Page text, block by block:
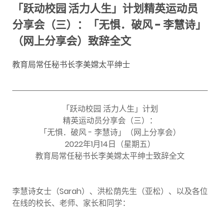
「跃动校园 活力人生」计划精英运动员
分享会（三）：「无惧．破风 - 李慧诗」
（网上分享会）致辞全文
教育局常任秘书长李美嫦太平绅士
「跃动校园 活力人生」计划
精英运动员分享会（三）：
「无惧．破风 - 李慧诗」（网上分享会）
2022年1月14日（星期五）
教育局常任秘书长李美嫦太平绅士致辞全文
李慧诗女士（Sarah）、洪松荫先生（亚松）、以及各位
在线的校长、老师、家长和同学：